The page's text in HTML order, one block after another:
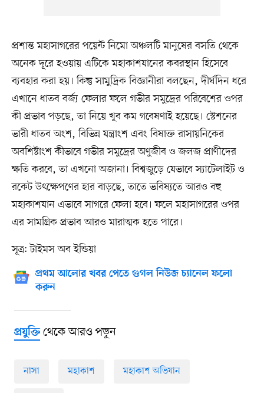
প্রশান্ত মহাসাগরের পয়েন্ট নিমো অঞ্চলটি মানুষের বসতি থেকে
অনেক দূরে হওয়ায় এটিকে মহাকাশযানের কবরস্থান হিসেবে
ব্যবহার করা হয়। কিন্তু সামুদ্রিক বিজ্ঞানীরা বলছেন, দীর্ঘদিন ধরে
এখানে ধাতব বর্জ্য ফেলার ফলে গভীর সমুদ্রের পরিবেশের ওপর
কী প্রভাব পড়ছে, তা নিয়ে খুব কম গবেষণাই হয়েছে। স্টেশনের
ভারী ধাতব অংশ, বিভিন্ন যন্ত্রাংশ এবং বিষাক্ত রাসায়নিকের
অবশিষ্টাংশ কীভাবে গভীর সমুদ্রের অণুজীব ও জলজ প্রাণীদের
ক্ষতি করবে, তা এখনো অজানা। বিশ্বজুড়ে যেভাবে স্যাটেলাইট ও
রকেট উৎক্ষেপণের হার বাড়ছে, তাতে ভবিষ্যতে আরও বহু
মহাকাশযান এভাবে সাগরে ফেলা হবে। ফলে মহাসাগরের ওপর
এর সামগ্রিক প্রভাব আরও মারাত্মক হতে পারে।
সূত্র: টাইমস অব ইন্ডিয়া
প্রথম আলোর খবর পেতে গুগল নিউজ চ্যানেল ফলো
করুন
প্রযুক্তিথেকে আরও পড়ুন
নাসা মহাকাশ মহাকাশ অভিযান